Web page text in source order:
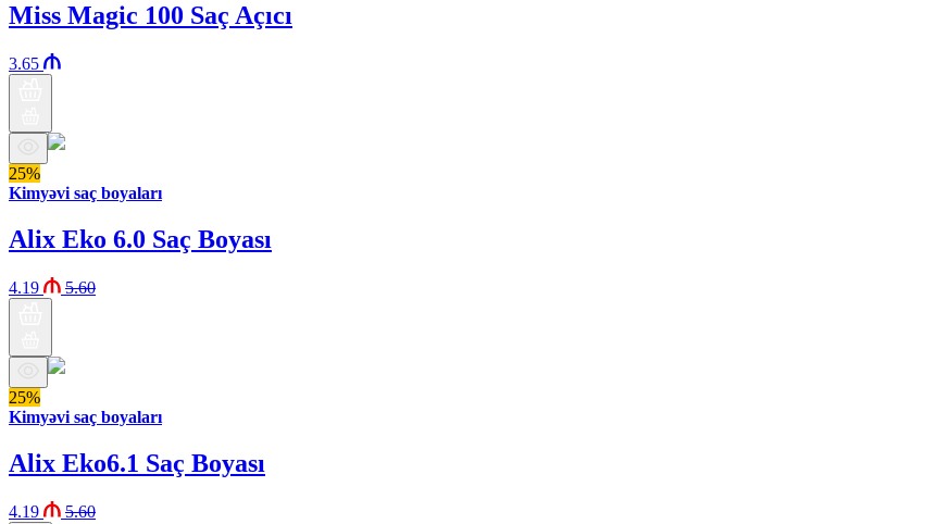
Miss Magic 100 Saç Açıcı
3.65
25%
Kimyəvi saç boyaları
Alix Eko 6.0 Saç Boyası
4.19 5.60
25%
Kimyəvi saç boyaları
Alix Eko6.1 Saç Boyası
4.19 5.60